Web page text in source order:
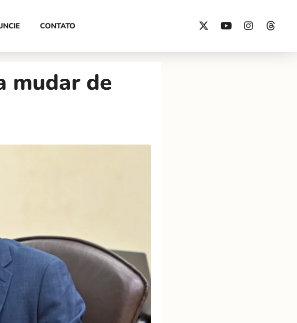
CONTATO
mudar de